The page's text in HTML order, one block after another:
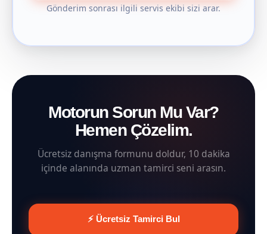
Gönderim sonrası ilgili servis ekibi sizi arar.
Motorun Sorun Mu Var?
Hemen Çözelim.
Ücretsiz danışma formunu doldur, 10 dakika
içinde alanında uzman tamirci seni arasın.
⚡ Ücretsiz Tamirci Bul